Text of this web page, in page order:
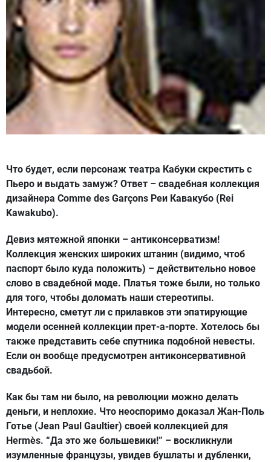
Что будет, если персонаж театра Кабуки скрестить с
Пьеро и выдать замуж? Ответ – свадебная коллекция
дизайнера Comme des Garçons Реи Кавакубо (Rei
Kawakubo).
Девиз мятежной японки – антиконсерватизм!
Коллекция женских широких штанин (видимо, чтоб
паспорт было куда положить) – действительно новое
слово в свадебной моде. Платья тоже были, но только
для того, чтобы доломать наши стереотипы.
Интересно, сметут ли с прилавков эти эпатирующие
модели осенней коллекции прет-а-порте. Хотелось бы
также представить себе спутника подобной невесты.
Если он вообще предусмотрен антиконсервативной
свадьбой.
Как бы там ни было, на революции можно делать
деньги, и неплохие. Что неоспоримо доказал Жан-Поль
Готье (Jean Paul Gaultier) своей коллекцией для
Hermès. “Да это же большевики!” – воскликнули
изумленные французы, увидев бушлаты и дубленки,